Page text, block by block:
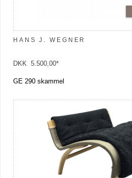
HANS J. WEGNER
DKK 5.500,00*
GE 290 skammel